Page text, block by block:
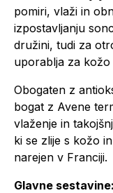
pomiri, vlaži in
izpostavljanju
družini, tudi za
uporablja za
Obogaten z
bogat z Avene
vlaženje in
ki se zlije s kožo
narejen v Franciji.
Glavne sestavine: